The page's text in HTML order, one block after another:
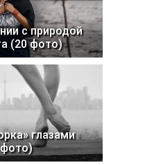
с природой
(20 фото)
глазами